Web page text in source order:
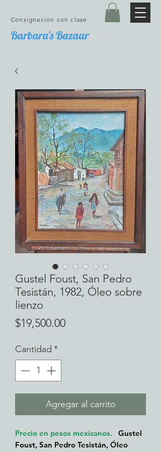
Barbara's Bazaar
Consignacion con clase
Gustel Foust, San Pedro
Tesistán, 1982, Óleo sobre
lienzo
$19,500.00Precio
Cantidad *
Agregar al carrito
Precio en pesos mexicanos. Gustel
Foust, San Pedro Tesistán, Óleo